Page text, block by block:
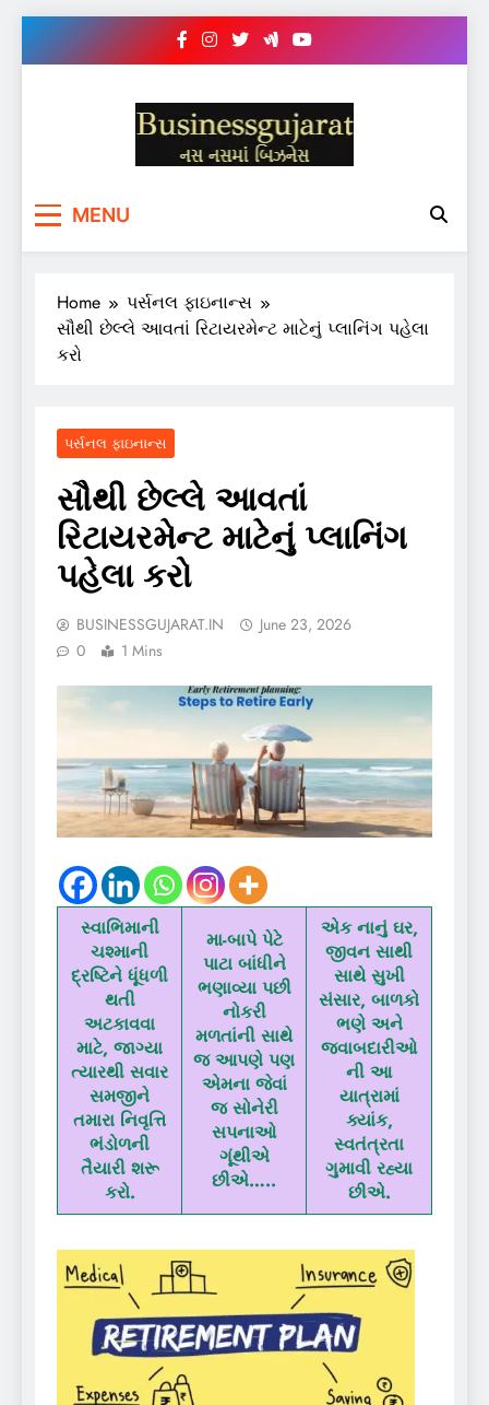
BUSINESS GUJARAT
MENU
Home
પર્સનલ ફાઇનાન્સ
સૌથી છેલ્લે આવતાં રિટાયરમેન્ટ માટેનું પ્લાનિંગ પહેલા
કરો
પર્સનલ ફાઇનાન્સ
સૌથી છેલ્લે આવતાં
રિટાયરમેન્ટ માટેનું પ્લાનિંગ
પહેલા કરો
BUSINESSGUJARAT.IN
June 23, 2026
0
1 Mins
સ્વાભિમાની
ચશ્માની
દ્રષ્ટિને ધૂંધળી
થતી
અટકાવવા
માટે, જાગ્યા
ત્યારથી સવાર
સમજીને
તમારા નિવૃત્તિ
ભંડોળની
તૈયારી શરૂ
કરો.
મા-બાપે પેટે
પાટા બાંધીને
ભણાવ્યા પછી
નોકરી
મળતાંની સાથે
જ આપણે પણ
એમના જેવાં
જ સોનેરી
સપનાઓ
ગૂંથીએ
છીએ…..
એક નાનું ઘર,
જીવન સાથી
સાથે સુખી
સંસાર, બાળકો
ભણે અને
જવાબદારીઓ
ની આ
યાત્રામાં
ક્યાંક,
સ્વતંત્રતા
ગુમાવી રહ્યા
છીએ.